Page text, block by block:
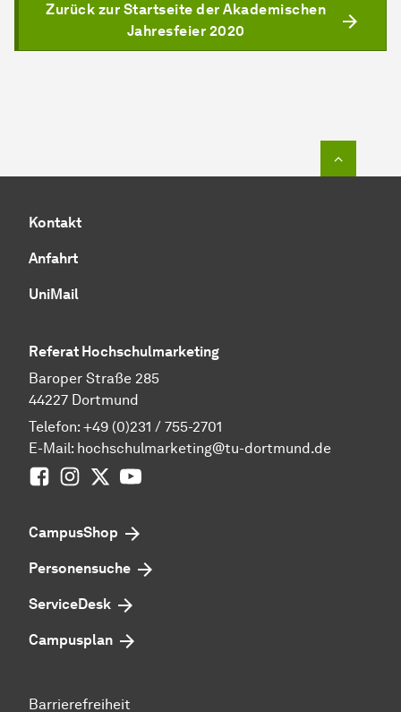
Zurück zur Startseite der Akademischen
Jahresfeier 2020
Kontakt
Anfahrt
UniMail
Referat Hochschulmarketing
Baroper Straße 285
44227 Dortmund
Telefon: +49 (0)231 / 755-2701
E-Mail: hochschulmarketing@tu-dortmund.de
FacebookInstagram
TwitterYoutube
CampusShop
Personensuche
ServiceDesk
Campusplan
Barrierefreiheit